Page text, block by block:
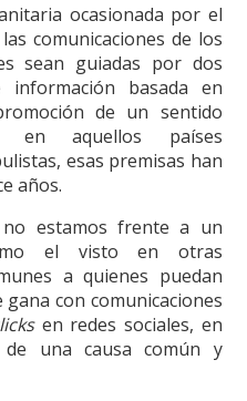
ocasionada por el
comunicaciones de los
sean guiadas por dos
basada en
de un sentido
en aquellos países
esas premisas han
años.
estamos frente a un
el visto en otras
a quienes puedan
con comunicaciones
en redes sociales, en
una causa común y